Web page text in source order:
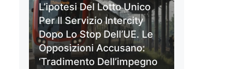
L’ipotesi Del Lotto Unico
Per Il Servizio Intercity
Dopo Lo Stop Dell’UE. Le
Opposizioni Accusano:
‘Tradimento Dell’impegno